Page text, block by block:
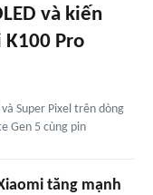
và kiến
Pro
Super Pixel trên dòng
Gen 5 cùng pin
tăng mạnh